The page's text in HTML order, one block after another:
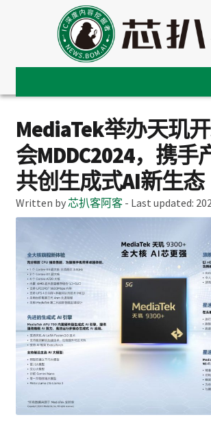
MediaTek举办天玑
会MDDC2024，携手
共创生成式AI新生态
Written by芯扒客阿客- Last updated: